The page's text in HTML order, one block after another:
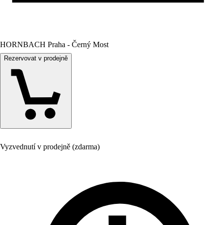
HORNBACH Praha - Černý Most
Rezervovat v prodejně
Vyzvednutí v prodejně (zdarma)